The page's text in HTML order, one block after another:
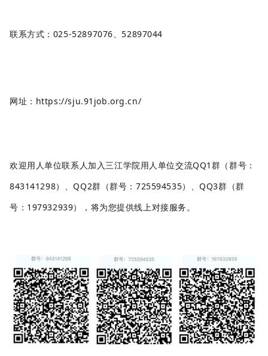
联系方式： 025-52897076、52897044
网址 ：https://sju.91job.org.cn/
欢迎用人单位联系人加入三江学院用人单位交流QQ1群（群号：
843141298） QQ2群 （群号： 725594535）、QQ3群 （群
号： 197932939） ，将为您提供线上对接服务。